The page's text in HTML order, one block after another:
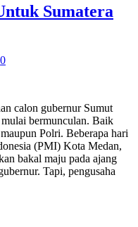
Sumatera
0
calon gubernur Sumut
bermunculan. Baik
Polri. Beberapa hari
(PMI) Kota Medan,
bakal maju pada ajang
Tapi, pengusaha